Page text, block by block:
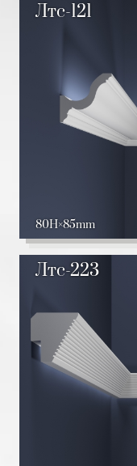
Лтс-121
80H 85mm
Лтс-223